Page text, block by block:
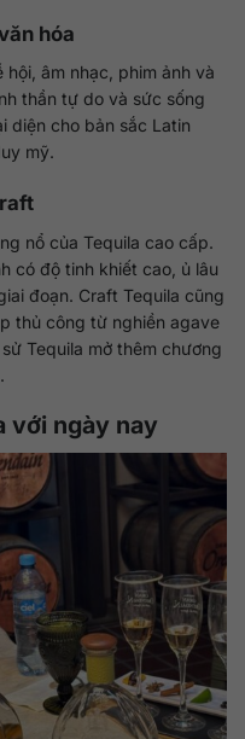
hóa
âm nhạc, phim ảnh và
thần tự do và sức sống
diện cho bản sắc Latin
mỹ.
nổ của Tequila cao cấp.
có độ tinh khiết cao, ủ lâu
đoạn. Craft Tequila cũng
thủ công từ nghiền agave
Tequila mở thêm chương
với ngày nay